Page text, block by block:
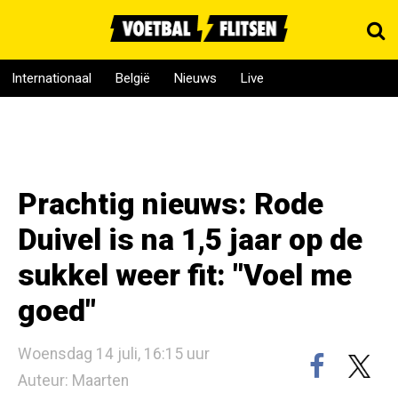
Internationaal België Nieuws Live
Prachtig nieuws: Rode
Duivel is na 1,5 jaar op de
sukkel weer fit: "Voel me
goed"
Woensdag 14 juli, 16:15 uur
Auteur: Maarten